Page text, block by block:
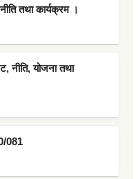
तथा कार्यक्रम ।
नीति, योजना तथा
081